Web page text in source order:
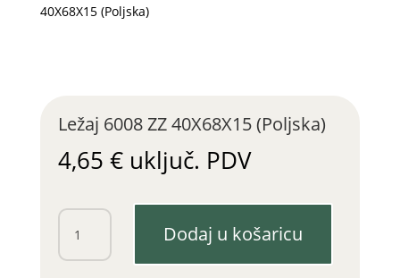
40X68X15 (Poljska)
Ležaj 6008 ZZ 40X68X15 (Poljska)
4,65 € uključ. PDV
Ležaj
6008
ZZ
Dodaj u košaricu